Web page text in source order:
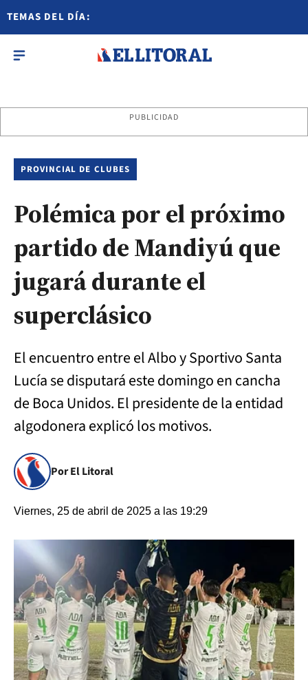
TEMAS DEL DÍA:
PUBLICIDAD
PROVINCIAL DE CLUBES
Polémica por el próximo
partido de Mandiyú que
jugará durante el
superclásico
El encuentro entre el Albo y Sportivo Santa
Lucía se disputará este domingo en cancha
de Boca Unidos. El presidente de la entidad
algodonera explicó los motivos.
Por El Litoral
Viernes, 25 de abril de 2025 a las 19:29